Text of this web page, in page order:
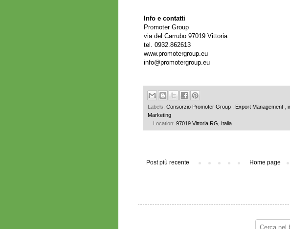
Info e contatti
Promoter Group
via del Carrubo 97019 Vittoria
tel. 0932.862613
www.promotergroup.eu
info@promotergroup.eu
Labels: Consorzio Promoter Group Export Management
Marketing
Location: 97019 Vittoria RG, Italia
Post più recente Home page